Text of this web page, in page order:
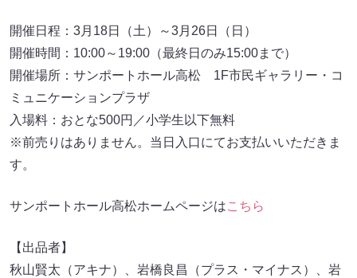
開催日程：3月18日（土）～3月26日（日）
開催時間：10:00～19:00（最終日のみ15:00まで）
開催場所：サンポートホール高松 1F市民ギャラリー・コ
ミュニケーションプラザ
入場料：おとな500円／小学生以下無料
※前売りはありません。当日入口にてお支払いいただきま
す。
サンポートホール高松ホームページはこちら
【出品者】
秋山賢太（アキナ）、岩橋良昌（プラス・マイナス）、岩